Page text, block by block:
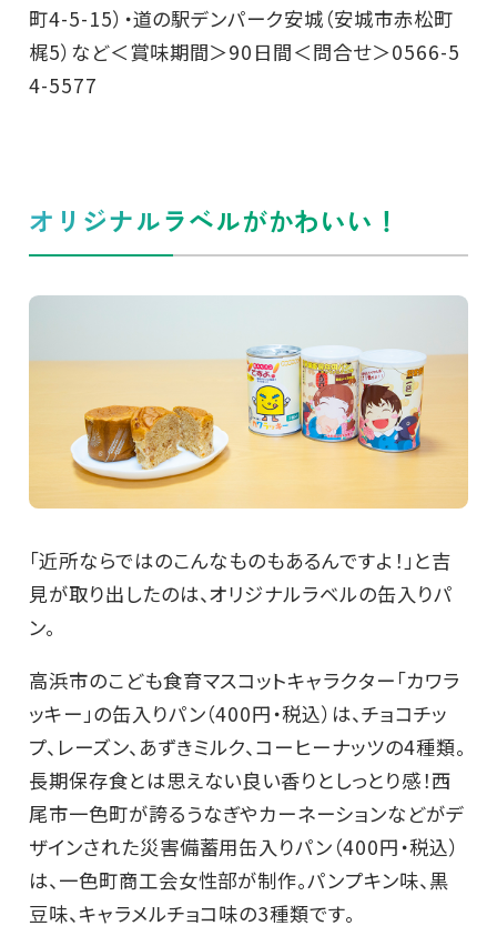
町4-5-15）・道の駅デンパーク安城（安城市赤松町
梶5）など＜賞味期間＞90日間＜問合せ＞0566-5
4-5577
オリジナルラベルがかわいい！
「近所ならではのこんなものもあるんですよ！」と吉
見が取り出したのは、オリジナルラベルの缶入りパ
ン。
高浜市のこども食育マスコットキャラクター「カワラ
ッキー」の缶入りパン（400円・税込）は、チョコチッ
プ、レーズン、あずきミルク、コーヒーナッツの4種類。
長期保存食とは思えない良い香りとしっとり感！西
尾市一色町が誇るうなぎやカーネーションなどがデ
ザインされた災害備蓄用缶入りパン（400円・税込）
は、一色町商工会女性部が制作。パンプキン味、黒
豆味、キャラメルチョコ味の3種類です。